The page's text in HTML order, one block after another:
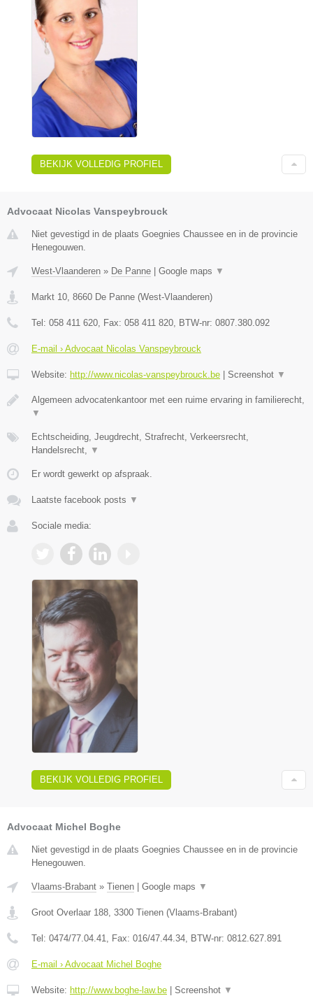
BEKIJK VOLLEDIG PROFIEL
Advocaat Nicolas Vanspeybrouck
Niet gevestigd in de plaats Goegnies Chaussee en in de provincie
Henegouwen.
West-Vlaanderen » De Panne Google maps ▼
Markt 10 8660 De Panne (West-Vlaanderen)
Tel: 058 411 620 , Fax: 058 411 820 , BTW-nr: 0807.380.092
E-mail › Advocaat Nicolas Vanspeybrouck
Website: http://www.nicolas-vanspeybrouck.be Screenshot ▼
Algemeen advocatenkantoor met een ruime ervaring in familierecht,
▼
Echtscheiding, Jeugdrecht, Strafrecht, Verkeersrecht,
Handelsrecht,
▼
Er wordt gewerkt op afspraak.
Laatste facebook posts ▼
Sociale media:
BEKIJK VOLLEDIG PROFIEL
Advocaat Michel Boghe
Niet gevestigd in de plaats Goegnies Chaussee en in de provincie
Henegouwen.
Vlaams-Brabant » Tienen | Google maps ▼
Groot Overlaar 188 3300 Tienen (Vlaams-Brabant)
Tel: 0474/77.04.41 , Fax: 016/47.44.34 , BTW-nr: ​0812.627.891
E-mail › Advocaat Michel Boghe
Website: http://www.boghe-law.be | Screenshot ▼